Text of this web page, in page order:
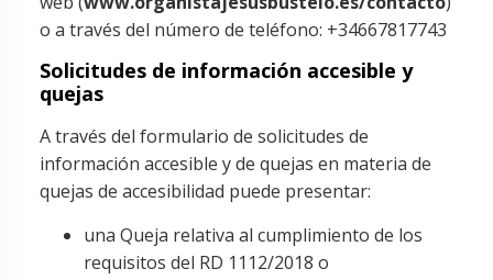
o a través del número de teléfono: +34667817743
Solicitudes de información accesible y
quejas
A través del formulario de solicitudes de
información accesible y de quejas en materia de
quejas de accesibilidad puede presentar:
una Queja relativa al cumplimiento de los
requisitos del RD 1112/2018 o